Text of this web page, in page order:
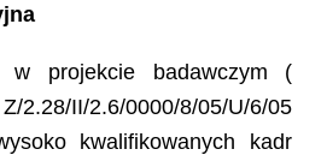
w projekcie badawczym (
II/2.6/0000/8/05/U/6/05
kwalifikowanych kadr